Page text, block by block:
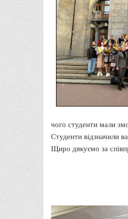
чого студенти мали
Студенти відзначили
Щиро дякуємо за